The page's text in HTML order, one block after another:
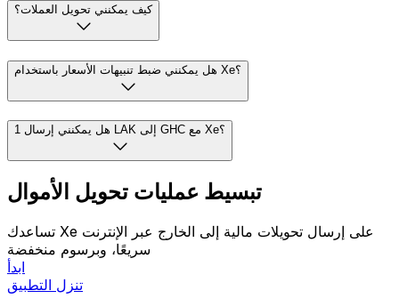
كيف يمكنني تحويل العملات؟
هل يمكنني ضبط تنبيهات الأسعار باستخدام Xe؟
هل يمكنني إرسال 1 LAK إلى GHC مع Xe؟
تبسيط عمليات تحويل الأموال
تساعدك Xe على إرسال تحويلات مالية إلى الخارج عبر الإنترنت
سريعًا، وبرسوم منخفضة
ابدأ
تنزل التطبيق